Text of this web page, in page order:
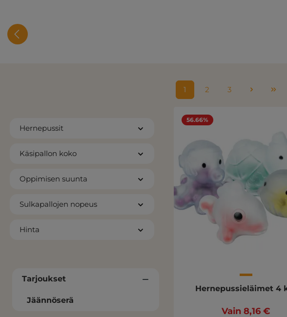
Hernepussit
Käsipallon koko
Oppimisen suunta
Sulkapallojen nopeus
Hinta
Tarjoukset
Jäännöserä
Sivu
1 Sivu
2 Sivu
3
56.66%
Hernepussieläimet 4
Vain 8,16 €